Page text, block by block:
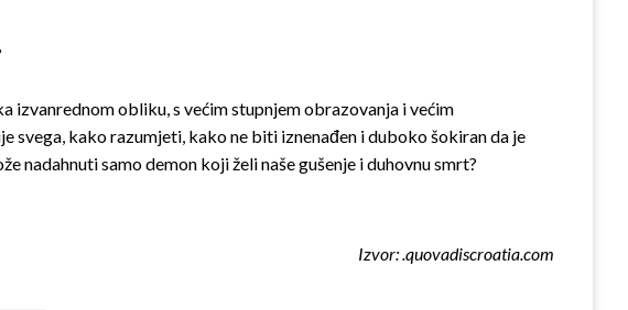
izvanrednom obliku, s većim stupnjem obrazovanja i većim
svega, kako razumjeti, kako ne biti iznenađen i duboko šokiran da je
nadahnuti samo demon koji želi naše gušenje i duhovnu smrt?
Izvor: .quovadiscroatia.com